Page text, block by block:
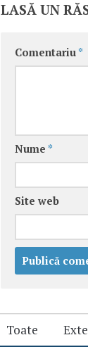
LASĂ UN
Comentariu *
Nume *
Site web
Toate